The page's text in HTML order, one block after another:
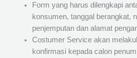
Form yang harus dilengkapi
konsumen, tanggal berangkat,
penjemputan dan alamat
Costumer Service akan
konfirmasi kepada calon